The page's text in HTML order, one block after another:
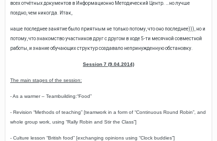
всех отчётных документов в Информационно Методический Центр. …но лучше
поздно, чем никогда.
Итак,
наше последнее занятие было приятным не только потому, что оно последнее))), но и
потому, что знакомство участников друг с другом в ходе 5-ти месячной совместной
работы, и знание обучающих структур создавало непринужденную обстановку.
Session 7 (9.04.2014)
The main stages of the session:
-As a warmer – Teambuilding:“Food”
- Revision “Methods of teaching” [teamwork in a form of “Continuous Round Robin”, and
whole group work, using “Rally Robin and Stir the Class”]
- Culture lesson “British food” [exchanging opinions using “Clock buddies”]